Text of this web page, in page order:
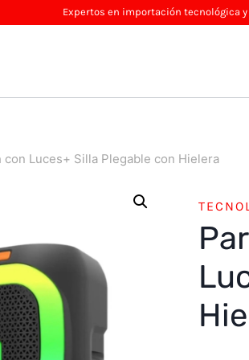
Expertos en importación tecnológica
Luces+ Silla Plegable con Hielera